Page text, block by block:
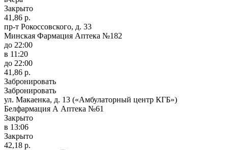
Закрыто
41,86 р.
пр-т Рокоссовского, д. 33
Минская Фармация Аптека №182
до 22:00
в 11:20
до 22:00
41,86 р.
Забронировать
Забронировать
ул. Макаенка, д. 13 («Амбулаторный центр КГБ»)
Белфармация А Аптека №61
Закрыто
в 13:06
Закрыто
42,18 р.